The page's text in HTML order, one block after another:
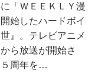
「ＷＥＥＫＬＹ漫
始したハードボイ
』。テレビアニメ
ら放送が開始さ
５周年を…